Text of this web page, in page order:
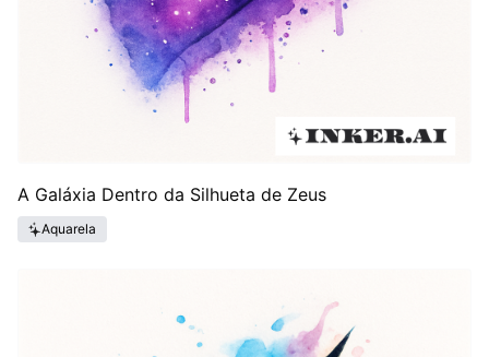
A Galáxia Dentro da Silhueta de Zeus
Aquarela